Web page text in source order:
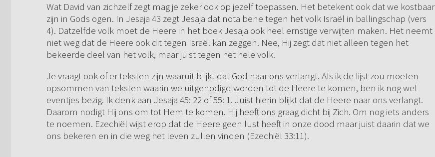
Wat David van zichzelf zegt mag je zeker ook op jezelf toepassen. Het betekent ook dat we kostbaar
zijn in Gods ogen. In Jesaja 43 zegt Jesaja dat nota bene tegen het volk Israël in ballingschap (vers
4). Datzelfde volk moet de Heere in het boek Jesaja ook heel ernstige verwijten maken. Het neemt
niet weg dat de Heere ook dit tegen Israël kan zeggen. Nee, Hij zegt dat niet alleen tegen het
bekeerde deel van het volk, maar juist tegen het hele volk.
Je vraagt ook of er teksten zijn waaruit blijkt dat God naar ons verlangt. Als ik de lijst zou moeten
opsommen van teksten waarin we uitgenodigd worden tot de Heere te komen, ben ik nog wel
eventjes bezig. Ik denk aan Jesaja 45: 22 of 55: 1. Juist hierin blijkt dat de Heere naar ons verlangt.
Daarom nodigt Hij ons om tot Hem te komen. Hij heeft ons graag dicht bij Zich. Om nog iets anders
te noemen. Ezechiël wijst erop dat de Heere geen lust heeft in onze dood maar juist daarin dat we
ons bekeren en in die weg het leven zullen vinden (Ezechiël 33:11).